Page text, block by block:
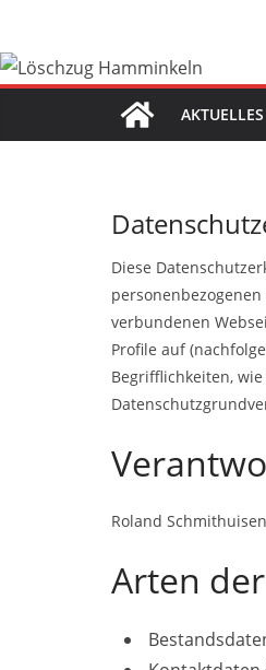
springen
AKTUELLES
Diese
verbundenen
Profile auf
Begrifflichkeiten,
Roland Schmithuisen
Arten